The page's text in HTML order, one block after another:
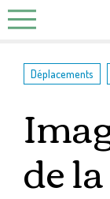
Skip
to
Déplacements
de